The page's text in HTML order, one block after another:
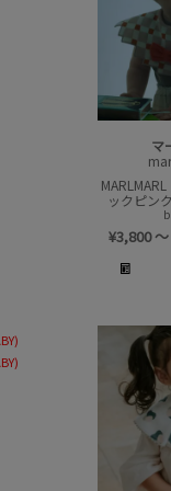
マ
ックピン
¥3,800～